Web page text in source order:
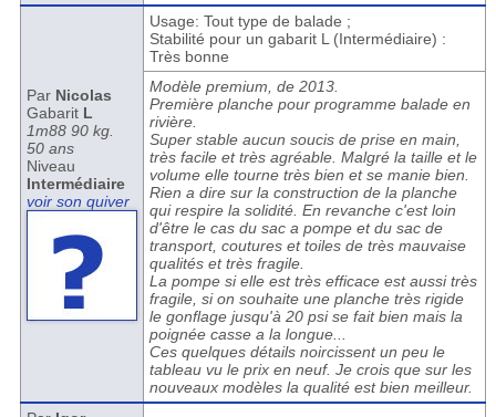
Par Nicolas
Gabarit L
1m88 90 kg.
50 ans
Niveau
Intermédiaire
voir son quiver
Usage: Tout type de balade ;
Stabilité pour un gabarit L (Intermédiaire) :
Très bonne
Modèle premium, de 2013.
Première planche pour programme balade en
rivière.
Super stable aucun soucis de prise en main,
très facile et très agréable. Malgré la taille et le
volume elle tourne très bien et se manie bien.
Rien a dire sur la construction de la planche
qui respire la solidité. En revanche c'est loin
d'être le cas du sac a pompe et du sac de
transport, coutures et toiles de très mauvaise
qualités et très fragile.
La pompe si elle est très efficace est aussi très
fragile, si on souhaite une planche très rigide
le gonflage jusqu'à 20 psi se fait bien mais la
poignée casse a la longue...
Ces quelques détails noircissent un peu le
tableau vu le prix en neuf. Je crois que sur les
nouveaux modèles la qualité est bien meilleur.